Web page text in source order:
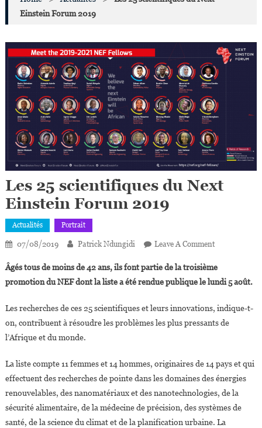
Einstein Forum 2019
Les 25 scientifiques du Next
Einstein Forum 2019
Actualités Portrait
07/08/2019 Patrick Ndungidi Leave A CommentOn
25
Scientifiques
Next
Einstein
Âgés tous de moins de 42 ans, ils font partie de la troisième
promotion du NEF dont la liste a été rendue publique le lundi 5 août.
Les recherches de ces 25 scientifiques et leurs innovations, indique-t-
on, contribuent à résoudre les problèmes les plus pressants de
l’Afrique et du monde.
La liste compte 11 femmes et 14 hommes, originaires de 14 pays et qui
effectuent des recherches de pointe dans les domaines des énergies
renouvelables, des nanomatériaux et des nanotechnologies, de la
sécurité alimentaire, de la médecine de précision, des systèmes de
santé, de la science du climat et de la planification urbaine. La